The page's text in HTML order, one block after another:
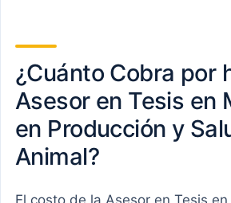
¿Cuánto Cobra por
Asesor en Tesis en
en Producción y
Animal?
El costo de la Asesor en Tesis